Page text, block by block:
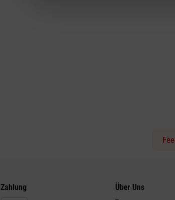
Zahlung Über Uns